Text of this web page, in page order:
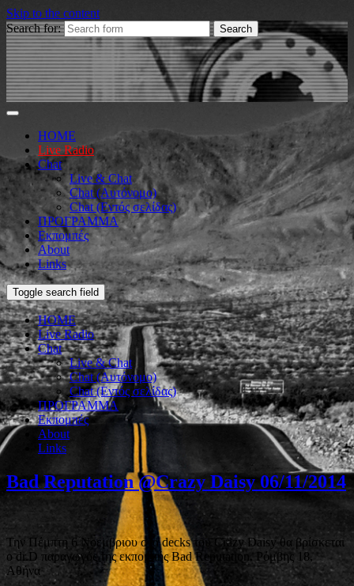
Skip to the content
Search for:
HOME
Live Radio
Chat
Live & Chat
Chat (Αυτόνομο)
Chat (Εντός σελίδας)
ΠΡΟΓΡΑΜΜΑ
Εκπομπές
About
Links
Toggle search field
HOME
Live Radio
Chat
Live & Chat
Chat (Αυτόνομο)
Chat (Εντός σελίδας)
ΠΡΟΓΡΑΜΜΑ
Εκπομπές
About
Links
Bad Reputation @Crazy Daisy 06/11/2014
Την Πέμπτη 6 Νοεμβριου στα decks του Crazy Daisy θα βρίσκεται
ο dr.D παραγωγός της εκπομπής Bad Reputation. Ρόμβης 18,
Αθήνα